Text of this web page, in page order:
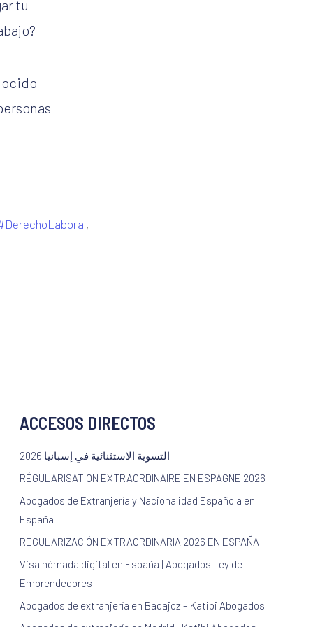
tu
,
ACCESOS DIRECTOS
2026 التسوية الاستثنائية في إسبانيا
RÉGULARISATION EXTRAORDINAIRE EN ESPAGNE 2026
Abogados de Extranjería y Nacionalidad Española en
España
REGULARIZACIÓN EXTRAORDINARIA 2026 EN ESPAÑA
Visa nómada digital en España | Abogados Ley de
Emprendedores
Abogados de extranjería en Badajoz – Katibi Abogados